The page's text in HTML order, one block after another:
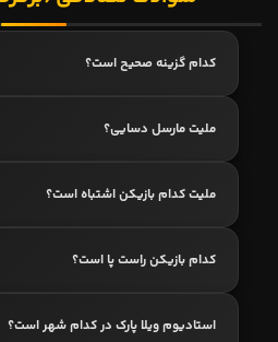
کدام گزینه صحیح است؟
ملیت مارسل دسایی؟
ملیت کدام بازیکن اشتباه است؟
کدام بازیکن راست پا است؟
استادیوم ویلا پارک در کدام شهر است؟